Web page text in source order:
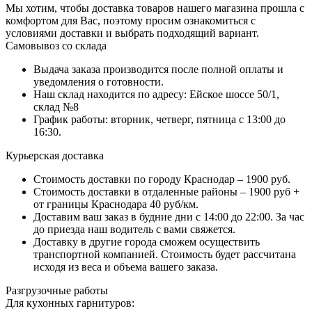
Мы хотим, чтобы доставка товаров нашего магазина прошла с
комфортом для Вас, поэтому просим ознакомиться с
условиями доставки и выбрать подходящий вариант.
Самовывоз со склада
Выдача заказа производится после полной оплаты и
уведомления о готовности.
Наш склад находится по адресу: Ейское шоссе 50/1,
склад №8
График работы: вторник, четверг, пятница с 13:00 до
16:30.
Курьерская доставка
Стоимость доставки по городу Краснодар – 1900 руб.
Стоимость доставки в отдаленные районы – 1900 руб +
от границы Краснодара 40 руб/км.
Доставим ваш заказ в будние дни с 14:00 до 22:00. За час
до приезда наш водитель с вами свяжется.
Доставку в другие города сможем осуществить
транспортной компанией. Стоимость будет рассчитана
исходя из веса и объема вашего заказа.
Разгрузочные работы
Для кухонных гарнитуров: